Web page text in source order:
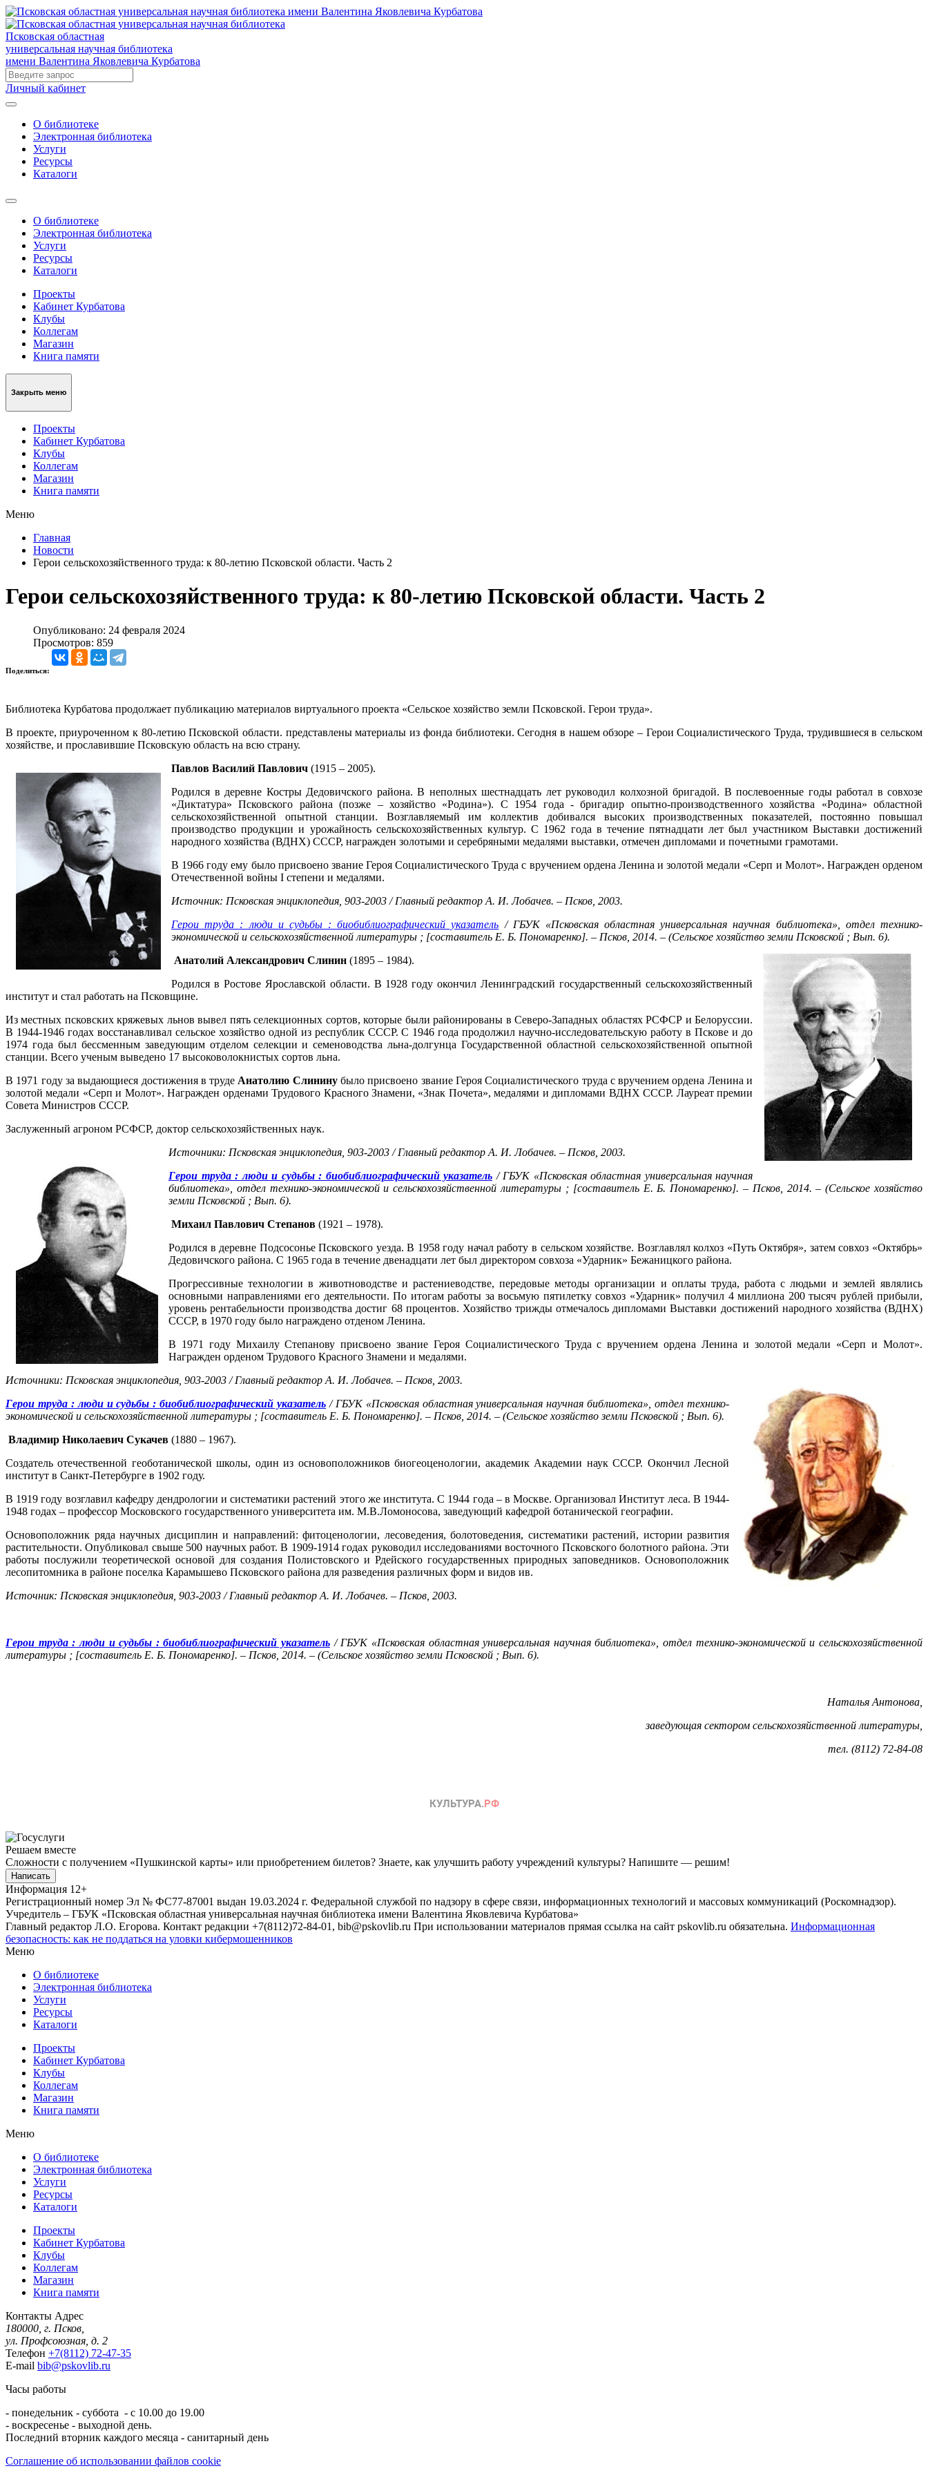
Псковская областная
универсальная научная библиотека
имени Валентина Яковлевича Курбатова
Личный кабинет
О библиотеке
Электронная библиотека
Услуги
Ресурсы
Каталоги
О библиотеке
Электронная библиотека
Услуги
Ресурсы
Каталоги
Проекты
Кабинет Курбатова
Клубы
Коллегам
Магазин
Книга памяти
Закрыть меню
Проекты
Кабинет Курбатова
Клубы
Коллегам
Магазин
Книга памяти
Меню
Главная
Новости
Герои сельскохозяйственного труда: к 80-летию Псковской области. Часть 2
Герои сельскохозяйственного труда: к 80-летию Псковской области. Часть 2
Опубликовано: 24 февраля 2024
Просмотров: 859
Поделиться:
Библиотека Курбатова продолжает публикацию материалов виртуального проекта «Сельское хозяйство земли Псковской. Герои труда».
В проекте, приуроченном к 80-летию Псковской области. представлены материалы из фонда библиотеки. Сегодня в нашем обзоре – Герои Социалистического Труда, трудившиеся в сельском
хозяйстве, и прославившие Псковскую область на всю страну.
Павлов Василий Павлович (1915 – 2005).
Родился в деревне Костры Дедовичского района. В неполных шестнадцать лет руководил колхозной бригадой. В послевоенные годы работал в совхозе
«Диктатура» Псковского района (позже – хозяйство «Родина»). С 1954 года - бригадир опытно-производственного хозяйства «Родина» областной
сельскохозяйственной опытной станции. Возглавляемый им коллектив добивался высоких производственных показателей, постоянно повышал
производство продукции и урожайность сельскохозяйственных культур. С 1962 года в течение пятнадцати лет был участником Выставки достижений
народного хозяйства (ВДНХ) СССР, награжден золотыми и серебряными медалями выставки, отмечен дипломами и почетными грамотами.
В 1966 году ему было присвоено звание Героя Социалистического Труда с вручением ордена Ленина и золотой медали «Серп и Молот». Награжден орденом
Отечественной войны I степени и медалями.
Источник: Псковская энциклопедия, 903-2003 / Главный редактор А. И. Лобачев. – Псков, 2003.
Герои труда : люди и судьбы : биобиблиографический указатель / ГБУК «Псковская областная универсальная научная библиотека», отдел технико-
экономической и сельскохозяйственной литературы ; [составитель Е. Б. Пономаренко]. – Псков, 2014. – (Сельское хозяйство земли Псковской ; Вып. 6).
Анатолий Александрович Слинин (1895 – 1984).
Родился в Ростове Ярославской области. В 1928 году окончил Ленинградский государственный сельскохозяйственный
институт и стал работать на Псковщине.
Из местных псковских кряжевых льнов вывел пять селекционных сортов, которые были районированы в Северо-Западных областях РСФСР и Белоруссии.
В 1944-1946 годах восстанавливал сельское хозяйство одной из республик СССР. С 1946 года продолжил научно-исследовательскую работу в Пскове и до
1974 года был бессменным заведующим отделом селекции и семеноводства льна-долгунца Государственной областной сельскохозяйственной опытной
станции. Всего ученым выведено 17 высоковолокнистых сортов льна.
В 1971 году за выдающиеся достижения в труде Анатолию Слининубыло присвоено звание Героя Социалистического труда с вручением ордена Ленина и
золотой медали «Серп и Молот». Награжден орденами Трудового Красного Знамени, «Знак Почета», медалями и дипломами ВДНХ СССР. Лауреат премии
Совета Министров СССР.
Заслуженный агроном РСФСР, доктор сельскохозяйственных наук.
Источники: Псковская энциклопедия, 903-2003 / Главный редактор А. И. Лобачев. – Псков, 2003.
Герои труда : люди и судьбы : биобиблиографический указатель / ГБУК «Псковская областная универсальная научная
библиотека», отдел технико-экономической и сельскохозяйственной литературы ; [составитель Е. Б. Пономаренко]. – Псков, 2014. – (Сельское хозяйство
земли Псковской ; Вып. 6).
Михаил Павлович Степанов (1921 – 1978).
Родился в деревне Подсосонье Псковского уезда. В 1958 году начал работу в сельском хозяйстве. Возглавлял колхоз «Путь Октября», затем совхоз «Октябрь»
Дедовичского района. С 1965 года в течение двенадцати лет был директором совхоза «Ударник» Бежаницкого района.
Прогрессивные технологии в животноводстве и растениеводстве, передовые методы организации и оплаты труда, работа с людьми и землей являлись
основными направлениями его деятельности. По итогам работы за восьмую пятилетку совхоз «Ударник» получил 4 миллиона 200 тысяч рублей прибыли,
уровень рентабельности производства достиг 68 процентов. Хозяйство трижды отмечалось дипломами Выставки достижений народного хозяйства (ВДНХ)
СССР, в 1970 году было награждено отденом Ленина.
В 1971 году Михаилу Степанову присвоено звание Героя Социалистического Труда с вручением ордена Ленина и золотой медали «Серп и Молот».
Награжден орденом Трудового Красного Знамени и медалями.
Источники: Псковская энциклопедия, 903-2003 / Главный редактор А. И. Лобачев. – Псков, 2003.
Герои труда : люди и судьбы : биобиблиографический указатель / ГБУК «Псковская областная универсальная научная библиотека», отдел технико-
экономической и сельскохозяйственной литературы ; [составитель Е. Б. Пономаренко]. – Псков, 2014. – (Сельское хозяйство земли Псковской ; Вып. 6).
Владимир Николаевич Сукачев (1880 – 1967).
Создатель отечественной геоботанической школы, один из основоположников биогеоценологии, академик Академии наук СССР. Окончил Лесной
институт в Санкт-Петербурге в 1902 году.
В 1919 году возглавил кафедру дендрологии и систематики растений этого же института. С 1944 года – в Москве. Организовал Институт леса. В 1944-
1948 годах – профессор Московского государственного университета им. М.В.Ломоносова, заведующий кафедрой ботанической географии.
Основоположник ряда научных дисциплин и направлений: фитоценологии, лесоведения, болотоведения, систематики растений, истории развития
растительности. Опубликовал свыше 500 научных работ. В 1909-1914 годах руководил исследованиями восточного Псковского болотного района. Эти
работы послужили теоретической основой для создания Полистовского и Рдейского государственных природных заповедников. Основоположник
лесопитомника в районе поселка Карамышево Псковского района для разведения различных форм и видов ив.
Источник: Псковская энциклопедия, 903-2003 / Главный редактор А. И. Лобачев. – Псков, 2003.
Герои труда : люди и судьбы : биобиблиографический указатель / ГБУК «Псковская областная универсальная научная библиотека», отдел технико-экономической и сельскохозяйственной
литературы ; [составитель Е. Б. Пономаренко]. – Псков, 2014. – (Сельское хозяйство земли Псковской ; Вып. 6).
Наталья Антонова,
заведующая сектором сельскохозяйственной литературы,
тел. (8112) 72-84-08
Решаем вместе
Сложности с получением «Пушкинской карты» или приобретением билетов? Знаете, как улучшить работу учреждений культуры? Напишите — решим!
Написать
Информация 12+
Регистрационный номер Эл № ФС77-87001 выдан 19.03.2024 г. Федеральной службой по надзору в сфере связи, информационных технологий и массовых коммуникаций (Роскомнадзор).
Учредитель – ГБУК «Псковская областная универсальная научная библиотека имени Валентина Яковлевича Курбатова»
Главный редактор Л.О. Егорова. Контакт редакции +7(8112)72-84-01, bib@pskovlib.ru При использовании материалов прямая ссылка на сайт pskovlib.ru обязательна. Информационная
безопасность: как не поддаться на уловки кибермошенников
Меню
О библиотеке
Электронная библиотека
Услуги
Ресурсы
Каталоги
Проекты
Кабинет Курбатова
Клубы
Коллегам
Магазин
Книга памяти
Меню
О библиотеке
Электронная библиотека
Услуги
Ресурсы
Каталоги
Проекты
Кабинет Курбатова
Клубы
Коллегам
Магазин
Книга памяти
Контакты Адрес
180000, г. Псков,
ул. Профсоюзная, д. 2
Телефон +7(8112) 72-47-35
E-mail bib@pskovlib.ru
Часы работы
- понедельник - суббота - с 10.00 до 19.00
- воскресенье - выходной день.
Последний вторник каждого месяца - санитарный день
Соглашение об использовании файлов cookie